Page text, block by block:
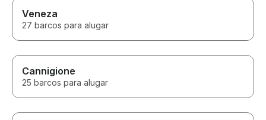
Veneza
27 barcos para alugar
Cannigione
25 barcos para alugar